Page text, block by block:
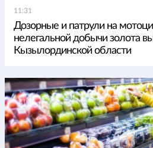
11:31
Дозорные и патрули на
нелегальной добычи золота
Кызылординской области